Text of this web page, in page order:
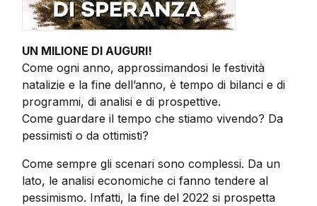
UN MILIONE DI AUGURI!
Come ogni anno, approssimandosi le festività
natalizie e la fine dell’anno, è tempo di bilanci e di
programmi, di analisi e di prospettive.
Come guardare il tempo che stiamo vivendo? Da
pessimisti o da ottimisti?
Come sempre gli scenari sono complessi. Da un
lato, le analisi economiche ci fanno tendere al
pessimismo. Infatti, la fine del 2022 si prospetta